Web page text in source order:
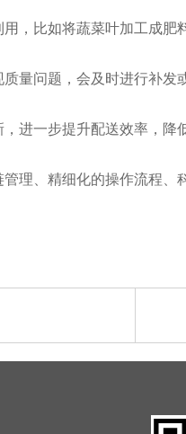
，比如将蔬菜叶加工成
量问题，会及时进行补
进一步提升配送效率，
理、精细化的操作流程